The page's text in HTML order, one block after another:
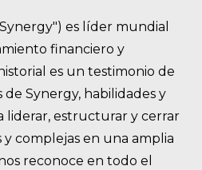
es líder mundial
financiero y
es un testimonio de
de Synergy, habilidades y
liderar, estructurar y cerrar
y complejas en una amplia
reconoce en todo el